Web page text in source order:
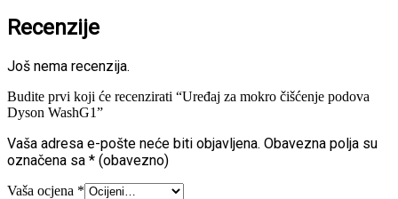
Recenzije
Još nema recenzija.
Budite prvi koji će recenzirati “Uređaj za mokro čišćenje podova
Dyson WashG1”
Vaša adresa e-pošte neće biti objavljena. Obavezna polja su
označena sa * (obavezno)
Vaša ocjena *